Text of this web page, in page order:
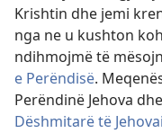
Krishtin dhe jemi
nga ne u kushton
ndihmojmë të
e Perëndisë.
Perëndinë Jehova
Dëshmitarë të